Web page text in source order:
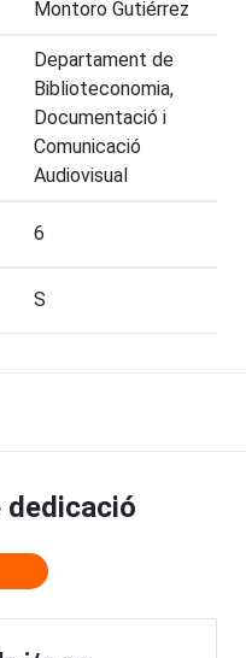
Montoro Gutiérrez
Departament de
Biblioteconomia,
Documentació i
Comunicació
Audiovisual
6
S
dedicació